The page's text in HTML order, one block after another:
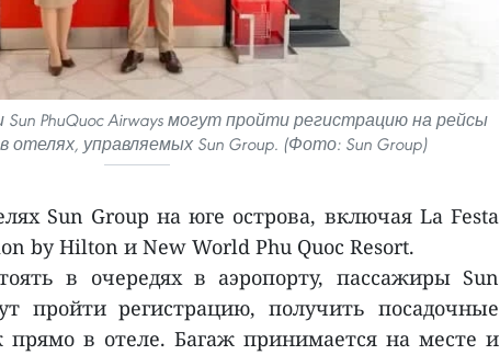
PhuQuoc Airways могут пройти регистрацию на рейсы
отелях, управляемых Sun Group. (Фото: Sun Group)
Sun Group на юге острова, включая La Festa
by Hilton и New World Phu Quoc Resort.
в очередях в аэропорту, пассажиры Sun
пройти регистрацию, получить посадочные
прямо в отеле. Багаж принимается на месте и